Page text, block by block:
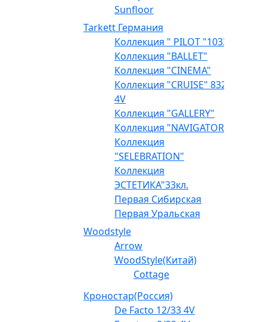
Sunfloor
Tarkett Германия
Коллекция " PILOT "1033
Коллекция "BALLET"
Коллекция "CINEMA"
Коллекция "CRUISE" 832
4V
Коллекция "GALLERY"
Коллекция "NAVIGATOR"
Коллекция
"SELEBRATION"
Коллекция
ЭСТЕТИКА"33кл.
Первая Сибирская
Первая Уральская
Woodstyle
Arrow
WoodStyle(Китай)
Cottage
Кроностар(Россия)
De Facto 12/33 4V